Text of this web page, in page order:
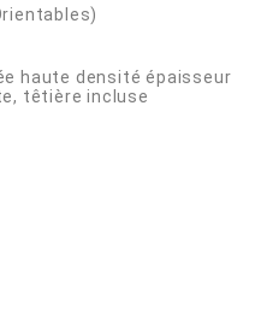
haute densité épaisseur
têtière incluse